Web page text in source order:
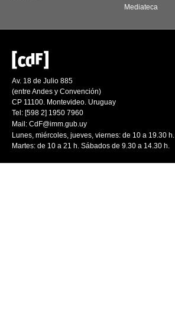
Mediateca
Av. 18 de Julio 885
(entre Andes y Convención)
CP 11100. Montevideo. Uruguay
Tel: [598 2] 1950 7960
Mail: CdF@imm.gub.uy
Lunes, miércoles, jueves, viernes: de 10 a 19.30 h.
Martes: de 10 a 21 h. Sábados de 9.30 a 14.30 h.